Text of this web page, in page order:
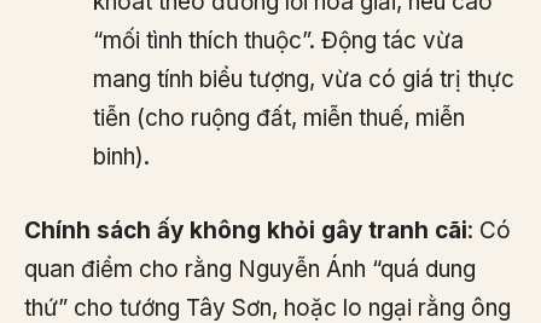
“mối tình thích thuộc”. Động tác vừa
mang tính biểu tượng, vừa có giá trị thực
tiễn (cho ruộng đất, miễn thuế, miễn
binh).
Chính sách ấy không khỏi gây tranh cãi: Có
quan điểm cho rằng Nguyễn Ánh “quá dung
thứ” cho tướng Tây Sơn, hoặc lo ngại rằng ông